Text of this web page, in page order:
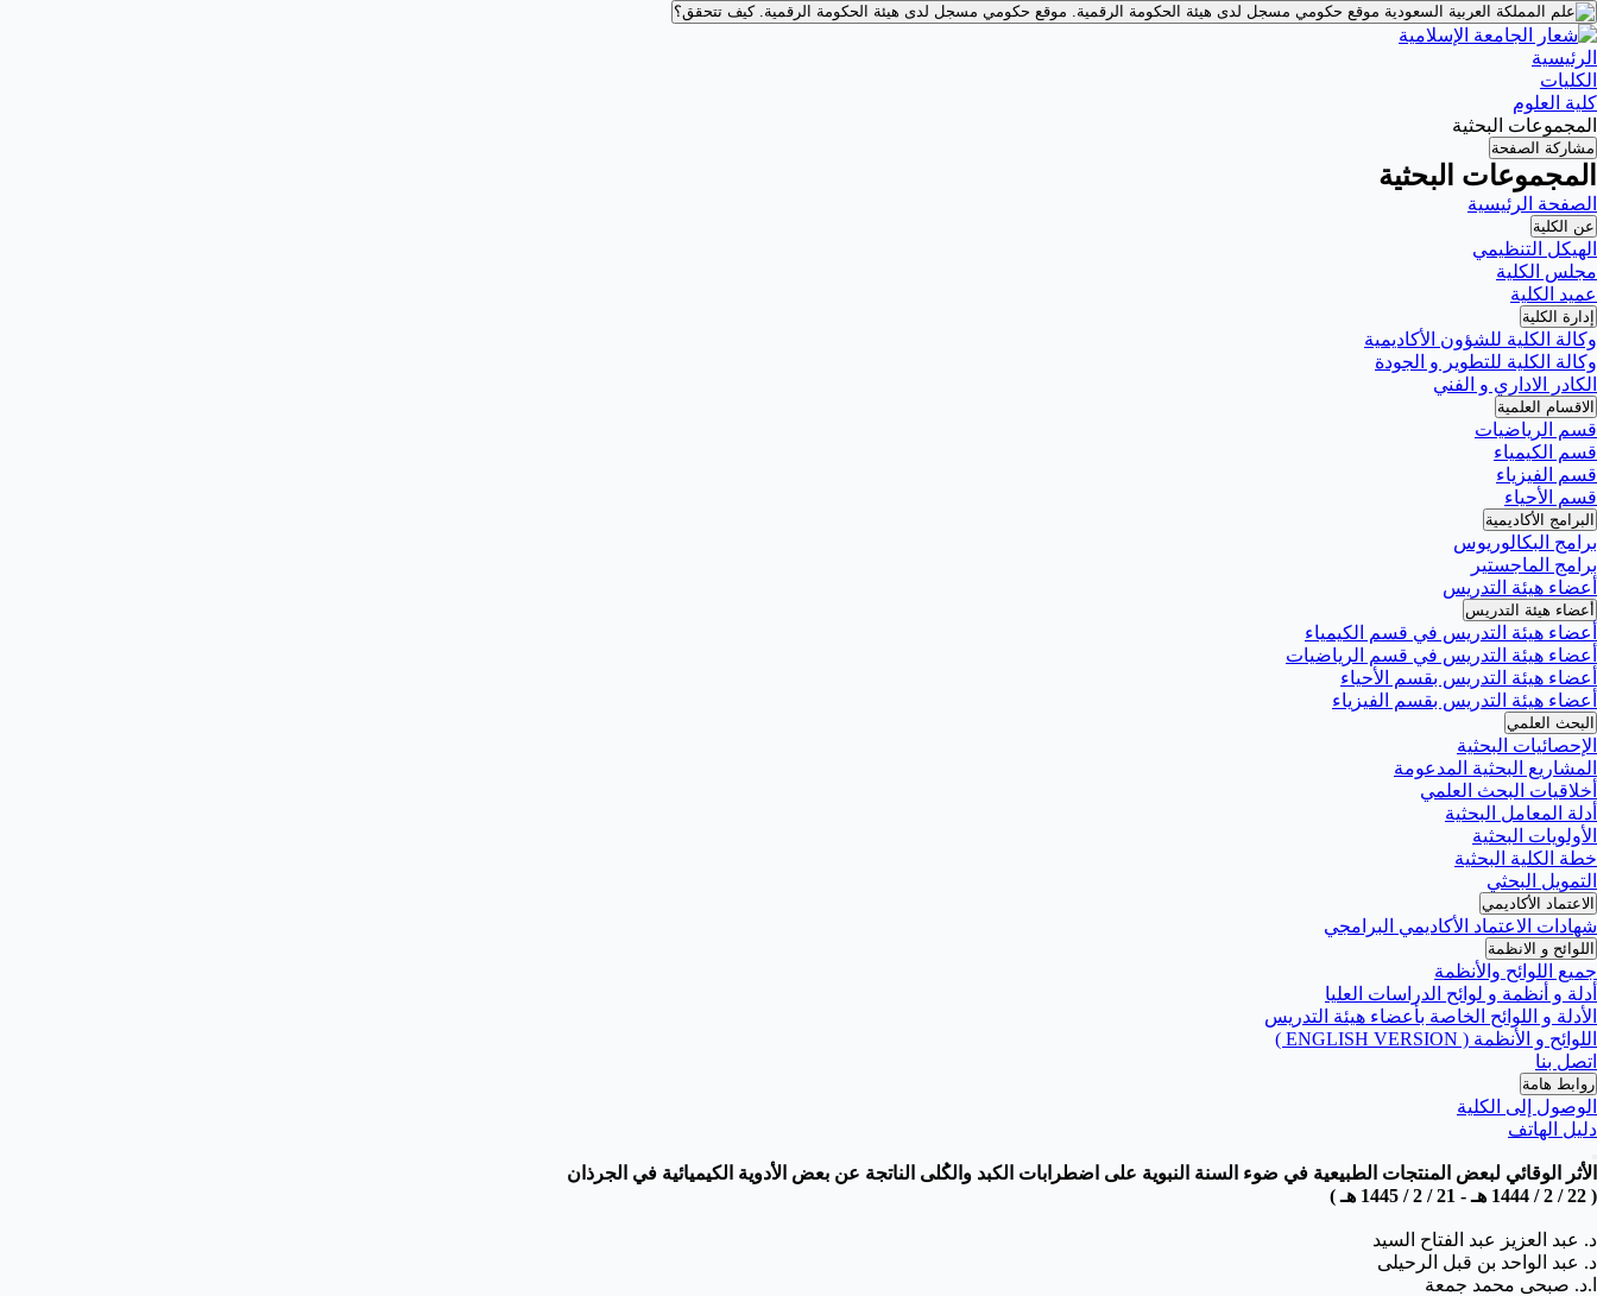
موقع حكومي مسجل لدى هيئة الحكومة الرقمية. موقع حكومي مسجل لدى هيئة الحكومة الرقمية.كيف تتحقق؟
الرئيسية
الكليات
كلية العلوم
المجموعات البحثية
مشاركة الصفحة
المجموعات البحثية
الصفحة الرئيسية
عن الكلية
الهيكل التنظيمي
مجلس الكلية
عميد الكلية
إدارة الكلية
وكالة الكلية للشؤون الأكاديمية
وكالة الكلية للتطوير و الجودة
الكادر الاداري و الفني
الاقسام العلمية
قسم الرياضيات
قسم الكيمياء
قسم الفيزياء
قسم الأحياء
البرامج الأكاديمية
برامج البكالوريوس
برامج الماجستير
أعضاء هيئة التدريس
أعضاء هيئة التدريس
أعضاء هيئة التدريس في قسم الكيمياء
أعضاء هيئة التدريس في قسم الرياضيات
أعضاء هيئة التدريس بقسم الأحياء
أعضاء هيئة التدريس بقسم الفيزياء
البحث العلمي
الإحصائيات البحثية
المشاريع البحثية المدعومة
أخلاقيات البحث العلمي
أدلة المعامل البحثية
الأولويات البحثية
خطة الكلية البحثية
التمويل البحثي
الاعتماد الأكاديمي
شهادات الاعتماد الأكاديمي البرامجي
اللوائح و الانظمة
جميع اللوائح والأنظمة
أدلة و أنظمة و لوائح الدراسات العليا
الأدلة و اللوائح الخاصة بأعضاء هيئة التدريس
اللوائح و الأنظمة ( ENGLISH VERSION )
اتصل بنا
روابط هامة
الوصول إلى الكلية
دليل الهاتف
الأثر الوقائي لبعض المنتجات الطبيعية في ضوء السنة النبوية على اضطرابات الكبد والكلى الناتجة عن بعض الأدوية الكيميائية في الجرذان
( 22 / 2 / 1444 هـ - 21 / 2 / 1445 هـ )
د. عبد العزيز عبد الفتاح السيد
د. عبد الواحد بن قبل الرحيلى
ا.د. صبحى محمد جمعة